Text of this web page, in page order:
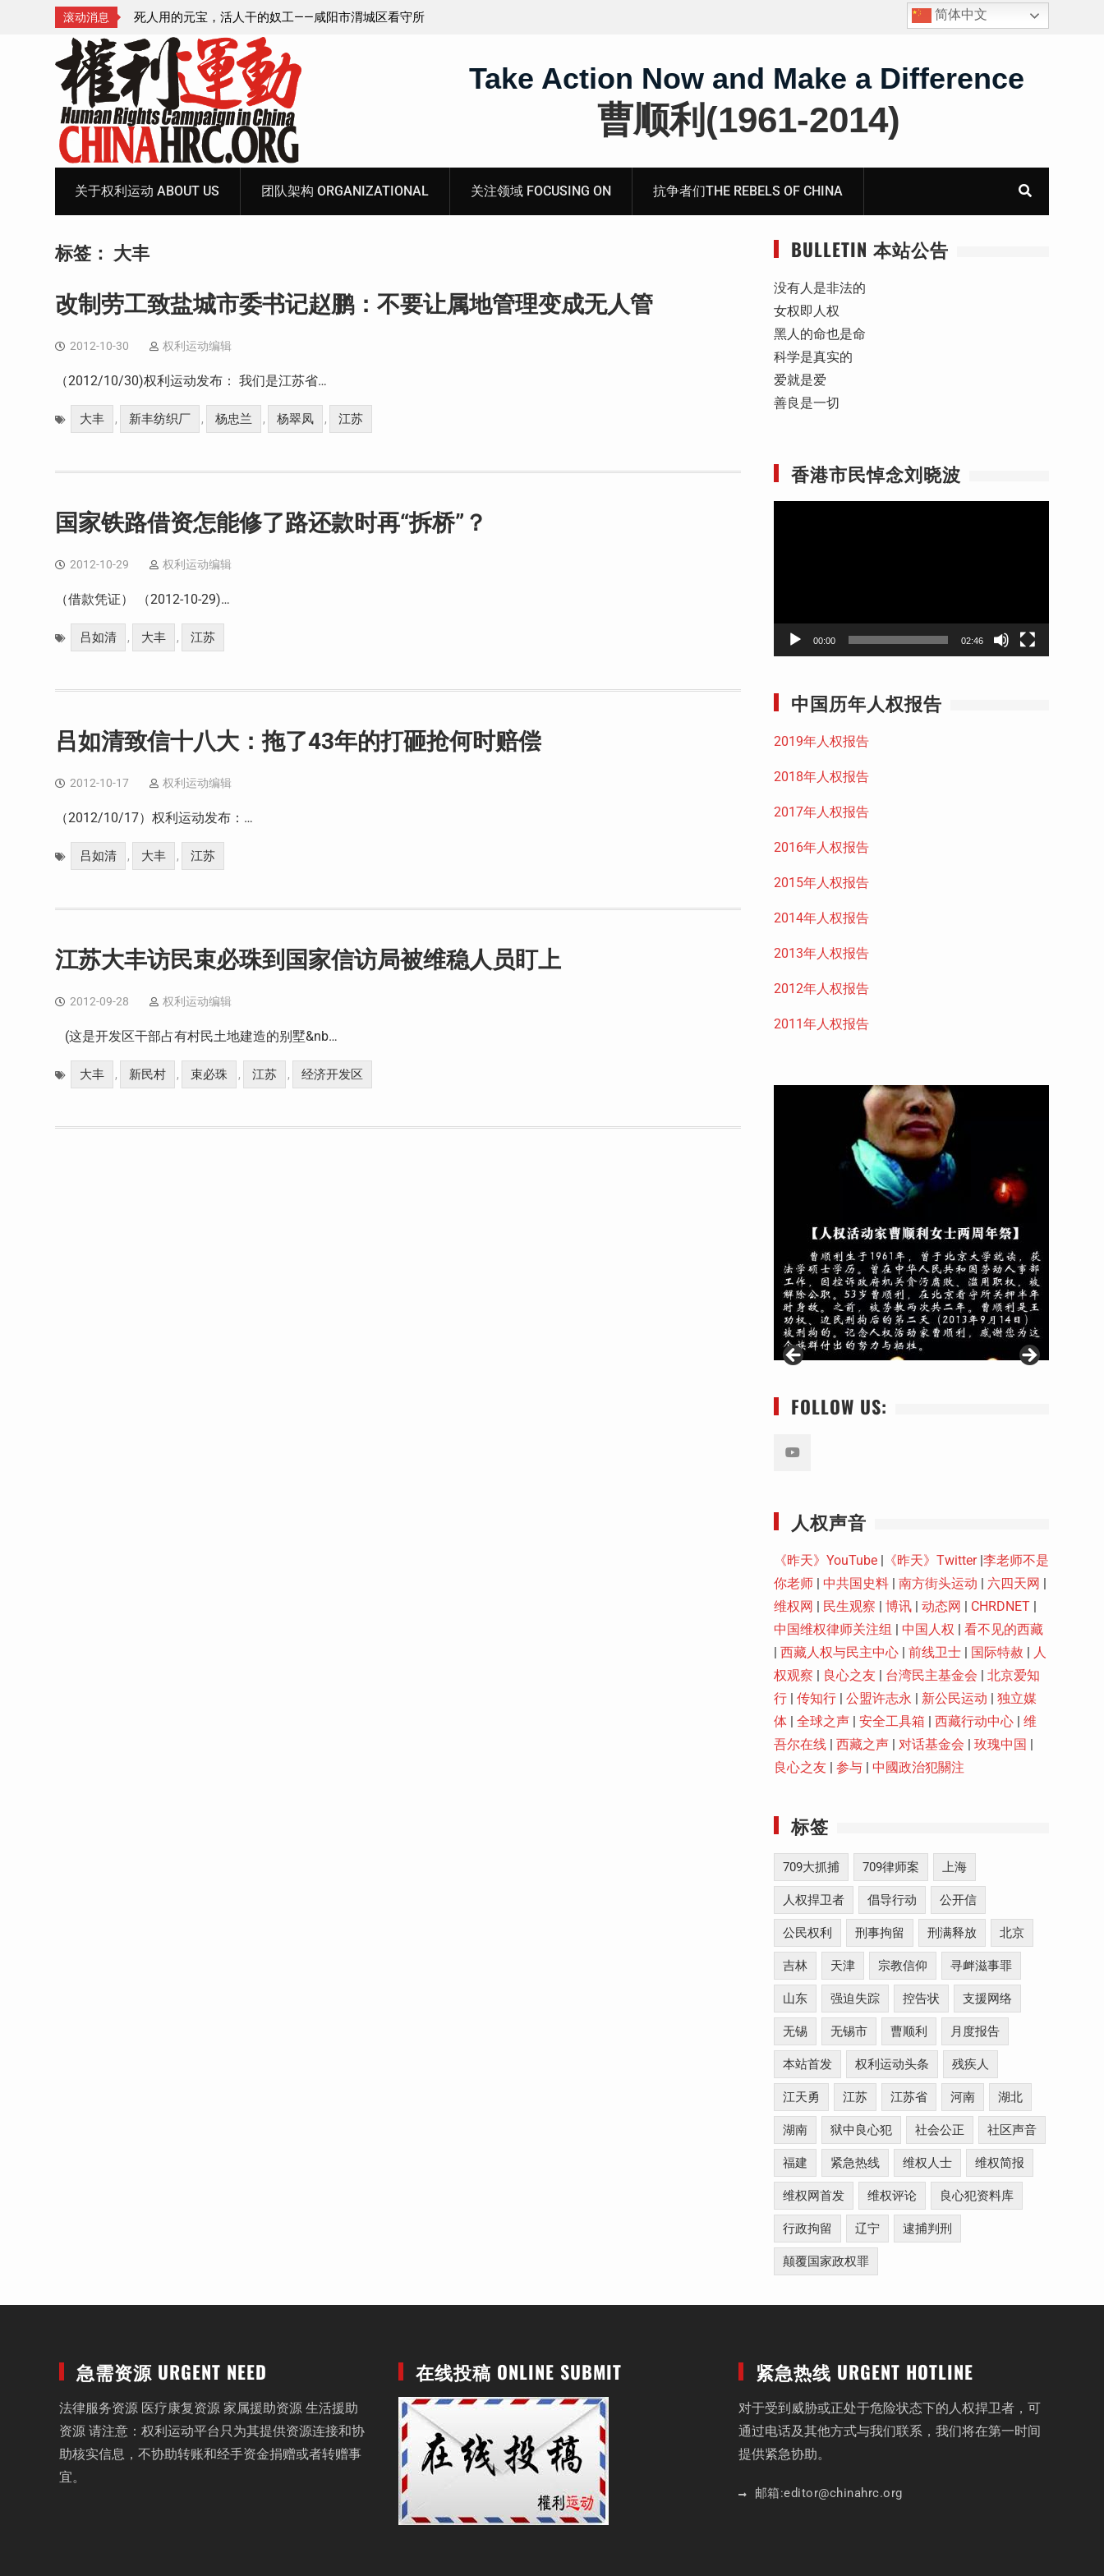
滚动消息
阳市渭城区看守所
宝、铅中毒、任务制
锡安教案王林牧师狱中信件：荒诞的人与公义的神 四川人权捍卫者陈云飞甘肃旅游遭行政拘留
简体中文
Take Action Now and Make a Difference
曹顺利(1961-2014)
关于权利运动 ABOUT US 团队架构 ORGANIZATIONAL 关注领域 FOCUSING ON 抗争者们THE REBELS OF CHINA
标签： 大丰
改制劳工致盐城市委书记赵鹏：不要让属地管理变成无人管
2012-10-30 权利运动编辑
（2012/10/30)权利运动发布： 我们是江苏省…
大丰 , 新丰纺织厂 , 杨忠兰 , 杨翠凤 , 江苏
国家铁路借资怎能修了路还款时再“拆桥”？
2012-10-29 权利运动编辑
（借款凭证） （2012-10-29)…
吕如清 , 大丰 , 江苏
吕如清致信十八大：拖了43年的打砸抢何时赔偿
2012-10-17 权利运动编辑
（2012/10/17）权利运动发布：…
吕如清 , 大丰 , 江苏
江苏大丰访民束必珠到国家信访局被维稳人员盯上
2012-09-28 权利运动编辑
(这是开发区干部占有村民土地建造的别墅&nb…
大丰 , 新民村 , 束必珠 , 江苏 , 经济开发区
BULLETIN 本站公告
没有人是非法的
女权即人权
黑人的命也是命
科学是真实的
爱就是爱
善良是一切
香港市民悼念刘晓波
00:00 02:46
中国历年人权报告
2019年人权报告
2018年人权报告
2017年人权报告
2016年人权报告
2015年人权报告
2014年人权报告
2013年人权报告
2012年人权报告
2011年人权报告
FOLLOW US:
人权声音
《昨天》YouTube | 《昨天》Twitter|李老师不是
你老师 | 中共国史料 | 南方街头运动 | 六四天网 |
维权网 | 民生观察 | 博讯 | 动态网 | CHRDNET |
中国维权律师关注组 | 中国人权 | 看不见的西藏
| 西藏人权与民主中心 | 前线卫士 | 国际特赦 | 人
权观察 | 良心之友 | 台湾民主基金会 | 北京爱知
行 | 传知行 | 公盟许志永 | 新公民运动 | 独立媒
体 | 全球之声 | 安全工具箱 | 西藏行动中心 | 维
吾尔在线 | 西藏之声 | 对话基金会 | 玫瑰中国 |
良心之友 | 参与 | 中國政治犯關注
标签
709大抓捕 709律师案 上海
人权捍卫者 倡导行动 公开信
公民权利 刑事拘留 刑满释放 北京
吉林 天津 宗教信仰 寻衅滋事罪
山东 强迫失踪 控告状 支援网络
无锡 无锡市 曹顺利 月度报告
本站首发 权利运动头条 残疾人
江天勇 江苏 江苏省 河南 湖北
湖南 狱中良心犯 社会公正 社区声音
福建 紧急热线 维权人士 维权简报
维权网首发 维权评论 良心犯资料库
行政拘留 辽宁 逮捕判刑
颠覆国家政权罪
急需资源 URGENT NEED
法律服务资源 医疗康复资源 家属援助资源 生活援助
资源 请注意：权利运动平台只为其提供资源连接和协
助核实信息，不协助转账和经手资金捐赠或者转赠事
宜。
在线投稿 ONLINE SUBMIT 紧急热线 URGENT HOTLINE
对于受到威胁或正处于危险状态下的人权捍卫者，可
通过电话及其他方式与我们联系，我们将在第一时间
提供紧急协助。
邮箱:editor@chinahrc.org